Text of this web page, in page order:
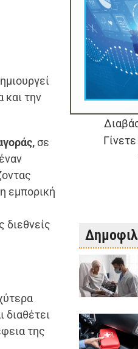
και την
σε
εμπορική
διεθνείς
διαθέτει
της